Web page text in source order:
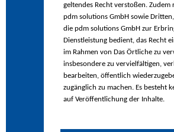
geltendes Recht verstoßen. Zudem
pdm solutions GmbH sowie
die pdm solutions GmbH zur
Dienstleistung bedient, das Recht
im Rahmen von Das Örtliche zu
insbesondere zu vervielfältigen,
bearbeiten, öffentlich
zugänglich zu machen. Es besteht
auf Veröffentlichung der Inhalte.